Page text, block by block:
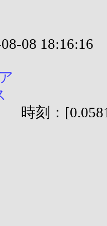
08 18:16:16
時刻：